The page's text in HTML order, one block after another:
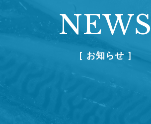
NEWS
［ お知らせ ］